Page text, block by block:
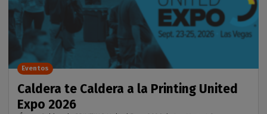
Caldera te Caldera a la Printing United
Expo 2026
Eventos